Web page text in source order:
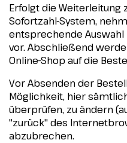
Erfolgt die Weiterleitung
Sofortzahl-System,
entsprechende Auswahl
vor. Abschließend
Online-Shop auf die
Vor Absenden der
Möglichkeit, hier
überprüfen, zu ändern
"zurück" des
abzubrechen.